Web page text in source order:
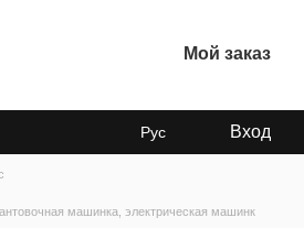
Мой заказ
Рус Вход
машинка, электрическая машинк